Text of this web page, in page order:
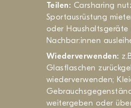
Teilen: Carsharing
Sportausrüstung
oder Haushaltsgeräte
Nachbar:innen
Wiederverwenden:
Glasflaschen
wiederverwenden;
weitergeben oder